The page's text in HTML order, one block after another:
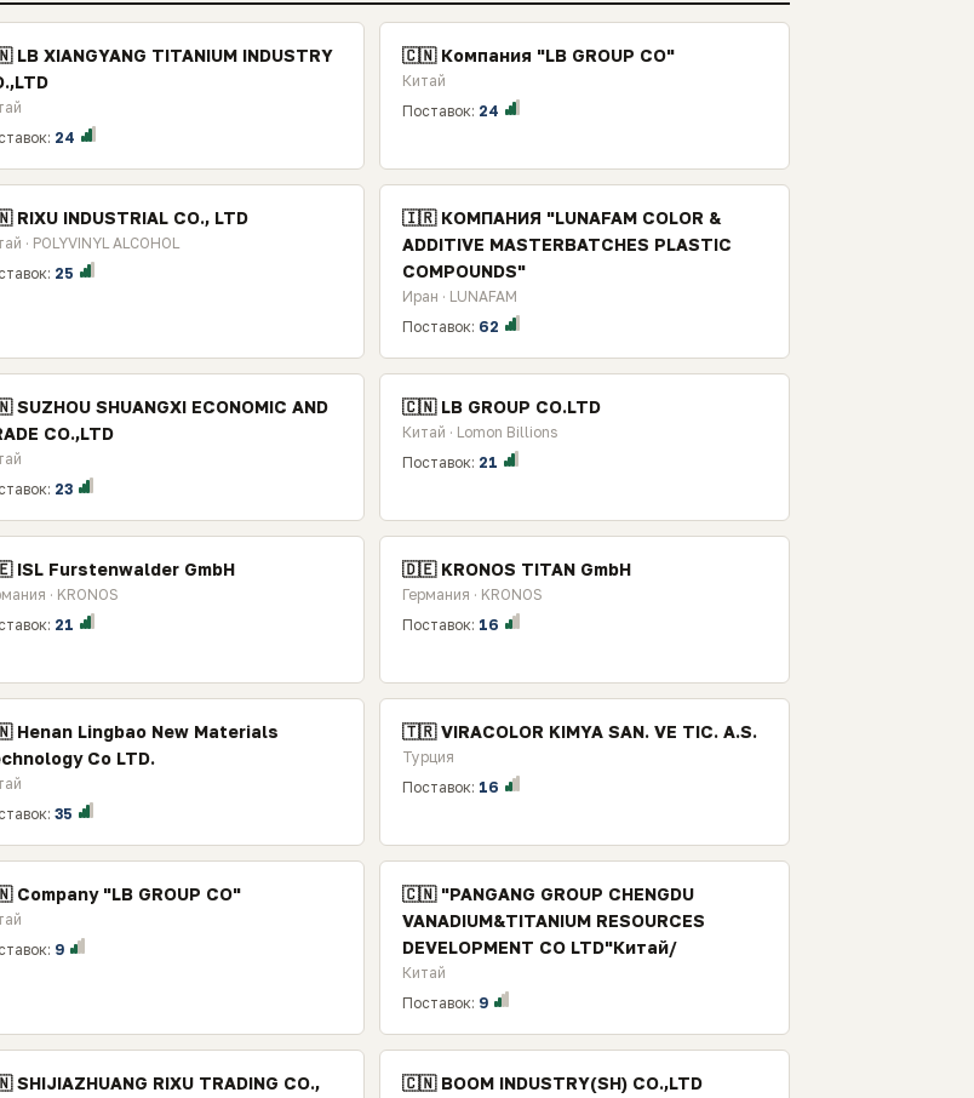
LB XIANGYANG TITANIUM INDUSTRY
24
🇨🇳 Компания "LB GROUP CO"
Китай
Поставок: 24
RIXU INDUSTRIAL CO., LTD
· POLYVINYL ALCOHOL
25
🇮🇷 КОМПАНИЯ "LUNAFAM COLOR &
ADDITIVE MASTERBATCHES PLASTIC
COMPOUNDS"
Иран · LUNAFAM
Поставок: 62
SHUANGXI ECONOMIC AND
CO.,LTD
23
🇨🇳 LB GROUP CO.LTD
Китай · Lomon Billions
Поставок: 21
ISL Furstenwalder GmbH
· KRONOS
21
🇩🇪 KRONOS TITAN GmbH
Германия · KRONOS
Поставок: 16
Henan Lingbao New Materials
Co LTD.
35
🇹🇷 VIRACOLOR KIMYA SAN. VE TIC. A.S.
Турция
Поставок: 16
Company "LB GROUP CO"
9
🇨🇳 "PANGANG GROUP CHENGDU
VANADIUM&TITANIUM RESOURCES
DEVELOPMENT CO LTD"Китай/
Китай
Поставок: 9
SHIJIAZHUANG RIXU TRADING CO.,
🇨🇳 BOOM INDUSTRY(SH) CO.,LTD